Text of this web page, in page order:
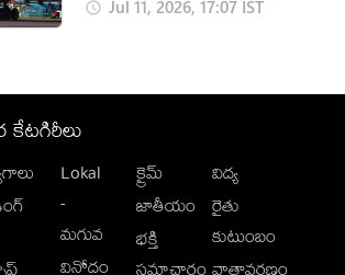
Jul 11, 2026, 17:07 IST
కేటగిరీలు
Lokal
-
మగువ
వినోదం
క్రైమ్
జాతీయం
భక్తి
విద్య
రైతు
కుటుంబం